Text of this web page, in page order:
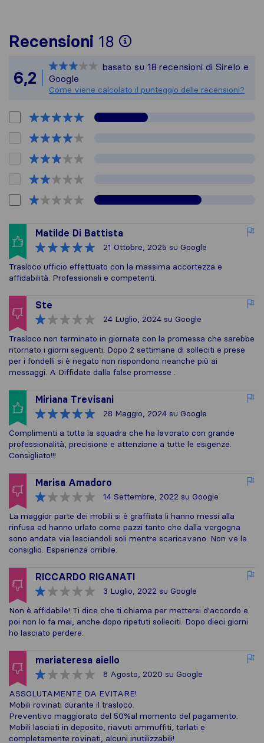
Recensioni 18
Per avere un
Tutte le
6,2
basato su 18 recensioni di Sirelo e
Google
Come viene calcolato il punteggio delle recensioni?
Matilde Di Battista
21 Ottobre, 2025 su Google
Trasloco ufficio effettuato con la massima accortezza e
affidabilità. Professionali e competenti.
Ste
24 Luglio, 2024 su Google
Trasloco non terminato in giornata con la promessa che sarebbe
ritornato i giorni seguenti. Dopo 2 settimane di solleciti e prese
per i fondelli si è negato non rispondono neanche più ai
messaggi. A Diffidate dalla false promesse .
Miriana Trevisani
28 Maggio, 2024 su Google
Complimenti a tutta la squadra che ha lavorato con grande
professionalità, precisione e attenzione a tutte le esigenze.
Consigliato!!!
Marisa Amadoro
14 Settembre, 2022 su Google
La maggior parte dei mobili si è graffiata li hanno messi alla
rinfusa ed hanno urlato come pazzi tanto che dalla vergogna
sono andata via lasciandoli soli mentre scaricavano. Non ve la
consiglio. Esperienza orribile.
RICCARDO RIGANATI
3 Luglio, 2022 su Google
Non è affidabile! Ti dice che ti chiama per mettersi d'accordo e
poi non lo fa mai, anche dopo ripetuti solleciti. Dopo dieci giorni
ho lasciato perdere.
mariateresa aiello
8 Agosto, 2020 su Google
ASSOLUTAMENTE DA EVITARE!
Mobili rovinati durante il trasloco.
Preventivo maggiorato del 50%al momento del pagamento.
Mobili lasciati in deposito, riavuti ammuffiti, tarlati e
completamente rovinati, alcuni inutilizzabili!